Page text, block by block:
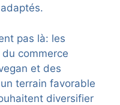
pas là: les
commerce
et des
terrain favorable
diversifier